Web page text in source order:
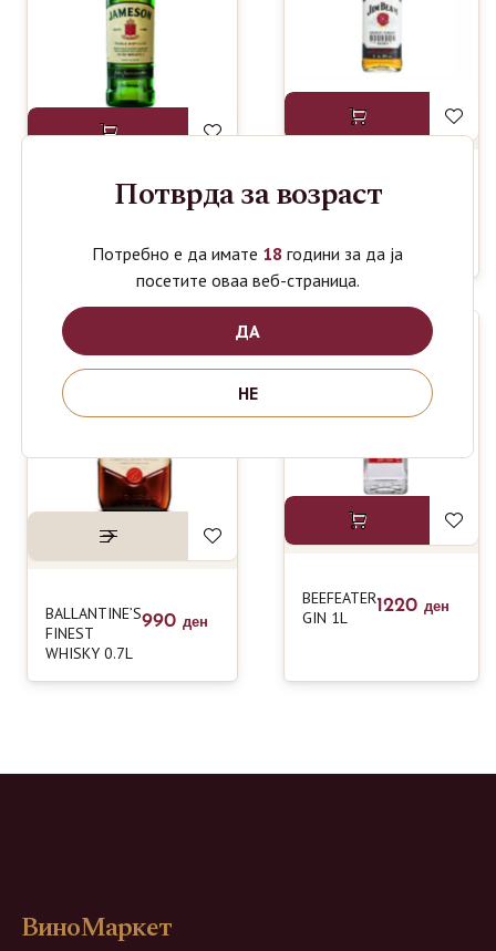
WHISKEY 0.7L
JIM BEAM
WHISKEY
1350
BALLANTINE’S
FINEST
WHISKY 0.7L
990 ден
BEEFEATER
GIN 1L
1220 ден
ВиноМаркет
Потврда за возраст
Потребно е да имате 18 години за да ја
посетите оваа веб-страница.
ДА
НЕ